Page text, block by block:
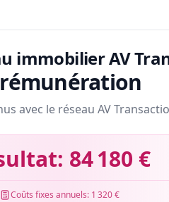
immobilier AV
avec le réseau AV
84 180 €
Coûts fixes annuels: 1 320 €